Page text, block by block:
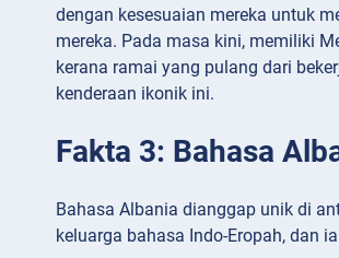
dengan kesesuaian mereka untuk
mereka. Pada masa kini, memiliki
kerana ramai yang pulang dari
kenderaan ikonik ini.
Fakta 3: Bahasa
Bahasa Albania dianggap unik di
keluarga bahasa Indo-Eropah, dan